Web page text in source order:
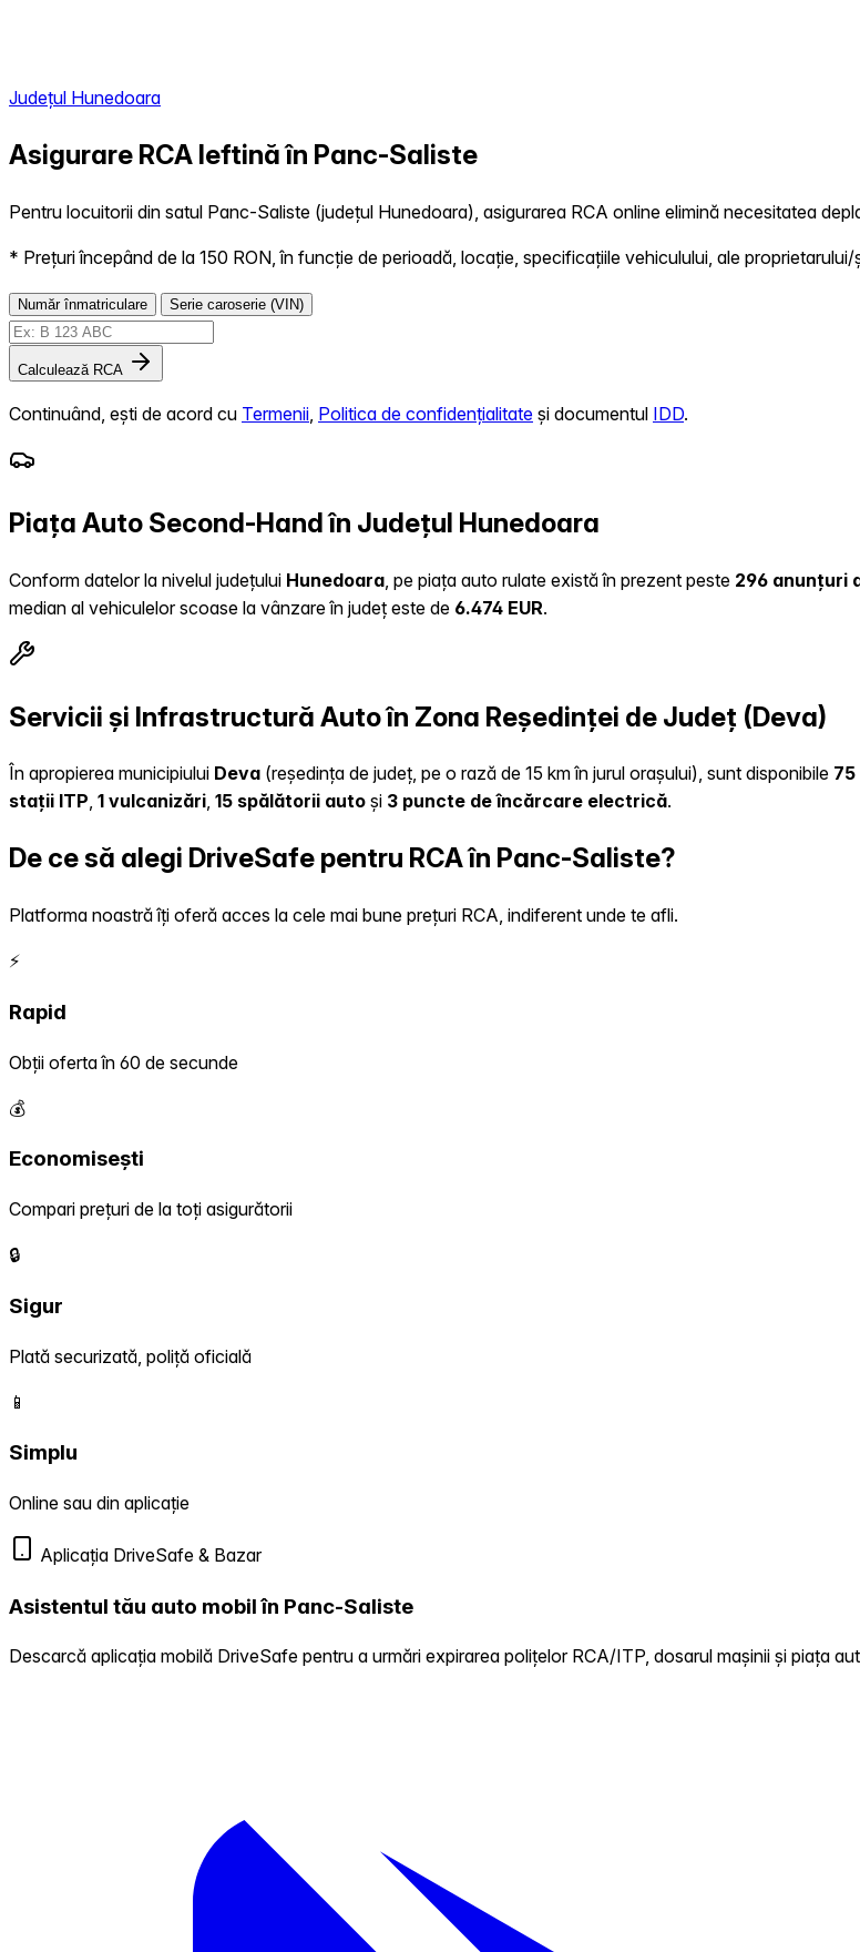
Județul Hunedoara
Asigurare RCA Ieftină în Panc-Saliste
Pentru locuitorii din satul Panc-Saliste (județul Hunedoara), asigurarea RCA online elimină necesitatea
* Prețuri începând de la 150 RON, în funcție de perioadă, locație, specificațiile vehiculului, ale
Număr înmatriculare Serie caroserie (VIN)
Calculează RCA
Continuând, ești de acord cu Termenii Politica de confidențialitate și documentul IDD.
Piața Auto Second-Hand în Județul Hunedoara
Conform datelor la nivelul județului Hunedoara , pe piața auto rulate există în prezent peste 296 anunțuri
median al vehiculelor scoase la vânzare în județ este de 6.474 EUR.
Servicii și Infrastructură Auto în Zona Reședinței de Județ (Deva)
În apropierea municipiului Deva (reședința de județ, pe o rază de 15 km în jurul orașului), sunt disponibile
stații ITP, 1 vulcanizări, 15 spălătorii auto și 3 puncte de încărcare electrică.
De ce să alegi DriveSafe pentru RCA în Panc-Saliste?
Platforma noastră îți oferă acces la cele mai bune prețuri RCA, indiferent unde te afli.
⚡
Rapid
Obții oferta în 60 de secunde
💰
Economisești
Compari prețuri de la toți asigurătorii
🔒
Sigur
Plată securizată, poliță oficială
📱
Simplu
Online sau din aplicație
Aplicația DriveSafe & Bazar
Asistentul tău auto mobil în Panc-Saliste
Descarcă aplicația mobilă DriveSafe pentru a urmări expirarea polițelor RCA/ITP, dosarul mașinii și piața